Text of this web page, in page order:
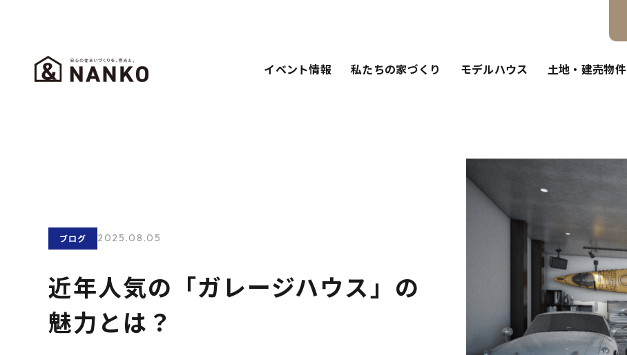
イベント情報 私たちの家づくり モデルハウス 土地・建売物件
ブログ 2025.08.05
近年人気の「ガレージハウス」の
魅力とは？